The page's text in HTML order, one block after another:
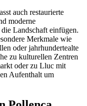
auch restaurierte
moderne
Landschaft einfügen.
Merkmale wie
oder jahrhundertealte
zu kulturellen Zentren
oder zu Lluc mit
Aufenthalt um